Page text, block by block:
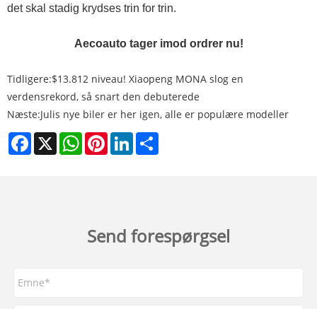
det skal stadig krydses trin for trin.
Aecoauto tager imod ordrer nu!
Tidligere:$13.812 niveau! Xiaopeng MONA slog en
verdensrekord, så snart den debuterede
Næste:Julis nye biler er her igen, alle er populære modeller
Facebook
X WhatsAppPinterestLinkedIn
Send forespørgsel